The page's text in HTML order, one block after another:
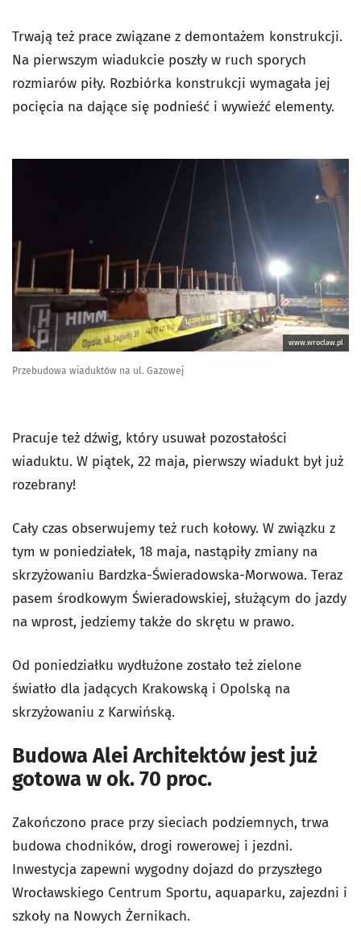
Trwają też prace związane z demontażem konstrukcji.
Na pierwszym wiadukcie poszły w ruch sporych
rozmiarów piły. Rozbiórka konstrukcji wymagała jej
pocięcia na dające się podnieść i wywieźć elementy.
www.wroclaw.pl
Przebudowa wiaduktów na ul. Gazowej
Pracuje też dźwig, który usuwał pozostałości
wiaduktu. W piątek, 22 maja, pierwszy wiadukt był już
rozebrany!
Cały czas obserwujemy też ruch kołowy. W związku z
tym w poniedziałek, 18 maja, nastąpiły zmiany na
skrzyżowaniu Bardzka-Świeradowska-Morwowa. Teraz
pasem środkowym Świeradowskiej, służącym do jazdy
na wprost, jedziemy także do skrętu w prawo.
Od poniedziałku wydłużone zostało też zielone
światło dla jadących Krakowską i Opolską na
skrzyżowaniu z Karwińską.
Budowa Alei Architektów jest już
gotowa w ok. 70 proc.
Zakończono prace przy sieciach podziemnych, trwa
budowa chodników, drogi rowerowej i jezdni.
Inwestycja zapewni wygodny dojazd do przyszłego
Wrocławskiego Centrum Sportu, aquaparku, zajezdni i
szkoły na Nowych Żernikach.